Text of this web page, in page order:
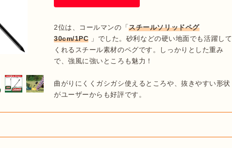
2位は、コールマンの「スチールソリッドペグ
30cm/1PC 」でした。砂利などの硬い地面でも活躍して
くれるスチール素材のペグです。しっかりとした重み
で、強風に強いところも魅力！
曲がりにくくガシガシ使えるところや、抜きやすい形状
がユーザーからも好評です。